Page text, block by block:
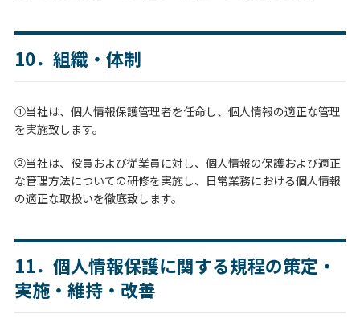
10．組織・体制
①当社は、個人情報保護管理者を任命し、個人情報の適正な管理
を実施致します。
②当社は、役員および従業員に対し、個人情報の保護および適正
な管理方法についての研修を実施し、日常業務における個人情報
の適正な取扱いを徹底致します。
11．個人情報保護に関する規程の策定・
実施・維持・改善